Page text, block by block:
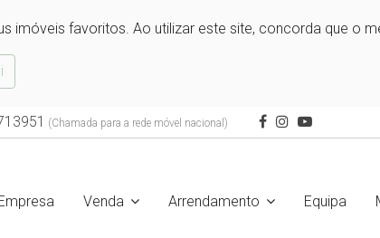
imóveis favoritos. Ao utilizar este site, concorda que o
(Chamada para a rede móvel nacional)
Venda Arrendamento Equipa